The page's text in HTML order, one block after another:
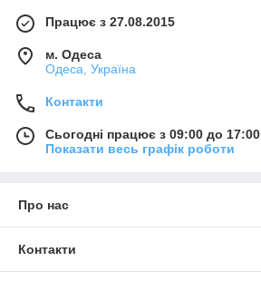
Працює з 27.08.2015
м. Одеса
Одеса, Україна
Контакти
Сьогодні працює з 09:00 до 17:00
Показати весь графік роботи
Про нас
Контакти